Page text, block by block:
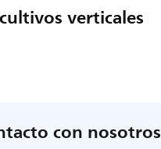
verticales
con nosotros